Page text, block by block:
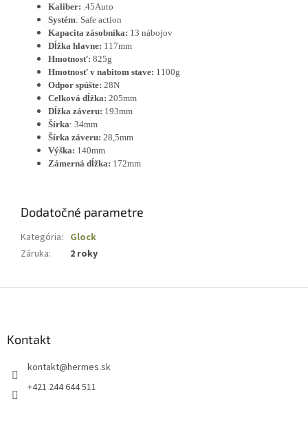
Kaliber: .45Auto
Systém: Safe action
Kapacita zásobníka: 13 nábojov
Dĺžka hlavne: 117mm
Hmotnosť: 825g
Hmotnosť v nabitom stave: 1100g
Odpor spúšte: 28N
Celková dĺžka: 205mm
Dĺžka záveru: 193mm
Šírka: 34mm
Šírka záveru: 28,5mm
Výška: 140mm
Zámerná dĺžka: 172mm
Dodatočné parametre
Kategória: Glock
Záruka: 2 roky
Kontakt
kontakt@hermes.sk
+421 244 644 511